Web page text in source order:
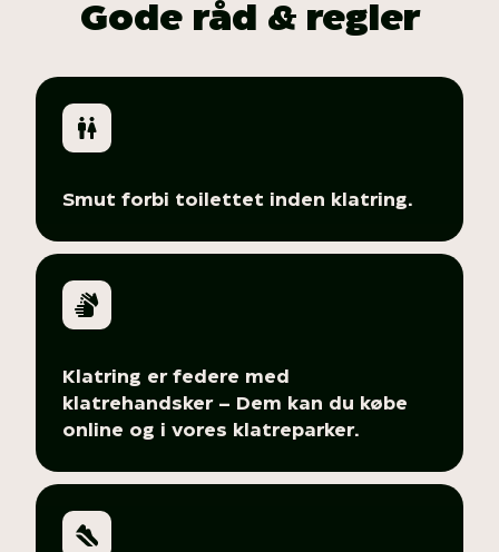
Gode råd & regler
Smut forbi toilettet inden klatring.
Klatring er federe med
klatrehandsker – Dem kan du købe
online og i vores klatreparker.